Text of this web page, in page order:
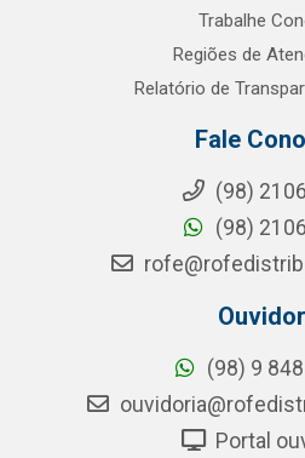
Trabalhe
Regiões de
Relatório de
Fale
(98)
(98)
(98) 9
Portal